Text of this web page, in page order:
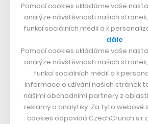
působí na Univerzitě Palackého v
projektu E-Bezpečí.
Nastartujte svou kariéru
Více na CzechCrunch Jobs
Pomocí cookies ukládáme vaše
analýze návštěvnosti našich
funkcí sociálních médií a k
dále
Pomocí cookies ukládáme vaše
analýze návštěvnosti našich
funkcí sociálních médií a k
Informace o užívání našich stránek
našimi obchodními partnery z
reklamy a analytiky. Za tyto webové
cookies odpovídá CzechCrunch